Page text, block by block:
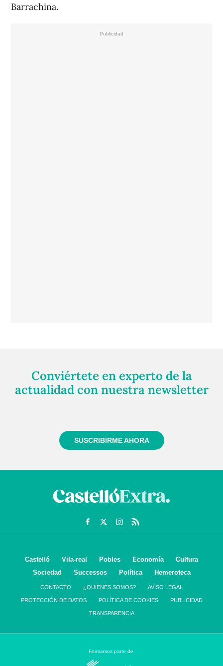
Barrachina.
Conviértete en experto de la
actualidad con nuestra newsletter
SUSCRIBIRME AHORA
Castelló Vila-real Pobles Economía
Cultura
Sociedad
Successos Política Hemeroteca
CONTACTO ¿QUIENES SOMOS? AVISO LEGAL
PROTECCIÓN DE DATOS POLÍTICA DE COOKIES PUBLICIDAD
TRANSPARENCIA
Formamos parte de: